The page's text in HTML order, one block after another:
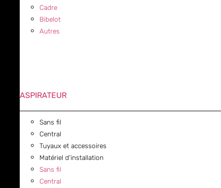
Cadre
Bibelot
Autres
ASPIRATEUR
Sans fil
Central
Tuyaux et accessoires
Matériel d’installation
Sans fil
Central